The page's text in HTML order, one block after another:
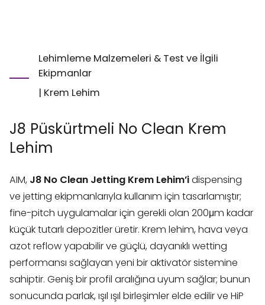
Lehimleme Malzemeleri & Test ve İlgili
Ekipmanlar
| Krem Lehim
J8 Püskürtmeli No Clean Krem
Lehim
AIM, J8 No Clean Jetting Krem Lehim’idispensing
ve jetting ekipmanlarıyla kullanım için tasarlamıştır;
fine-pitch uygulamalar için gerekli olan 200μm kadar
küçük tutarlı depozitler üretir. Krem lehim, hava veya
azot reflow yapabilir ve güçlü, dayanıklı wetting
performansı sağlayan yeni bir aktivatör sistemine
sahiptir. Geniş bir profil aralığına uyum sağlar; bunun
sonucunda parlak, ışıl ışıl birleşimler elde edilir ve HiP